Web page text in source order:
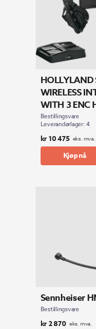
HOLLYLAND
WIRELESS
WITH 3 ENC
Bestillingsvare
Leverandørlager: 4
kr10 475 eks. mva.
Kjøp nå
Sennheiser
Bestillingsvare
kr2 870 eks. mva.